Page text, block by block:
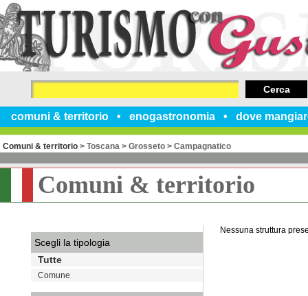
comuni & territorio enogastronomia dove
Cerca
Comuni & territorio > Toscana > Grosseto > Campagnatico
Comuni & territorio
Nessuna struttura
Scegli la tipologia
Tutte
Comune